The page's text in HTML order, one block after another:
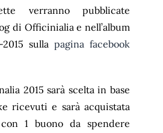
verranno pubblicate
di Officinialia e nell’album
sulla pagina facebook
2015 sarà scelta in base
ricevuti e sarà acquistata
con 1 buono da spendere